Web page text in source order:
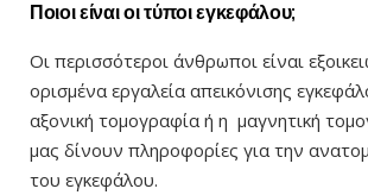
Ποιοι είναι οι τύποι εγκεφάλου;
Οι περισσότεροι άνθρωποι είναι
ορισμένα εργαλεία απεικόνισης
αξονική τομογραφία ή η μαγνητική
μας δίνουν πληροφορίες για την
του εγκεφάλου.